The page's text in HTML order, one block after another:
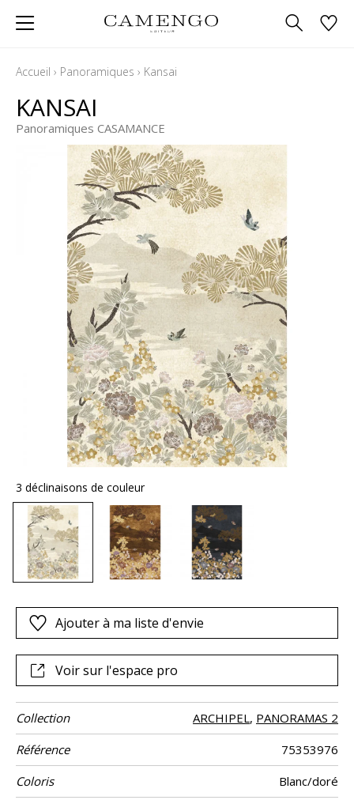
Accueil › Panoramiques › Kansai
KANSAI
Panoramiques CASAMANCE
3 déclinaisons de couleur
Ajouter à ma liste d'envie
Voir sur l'espace pro
Collection ARCHIPEL, PANORAMAS 2
Référence
75353976
Coloris
Blanc/doré